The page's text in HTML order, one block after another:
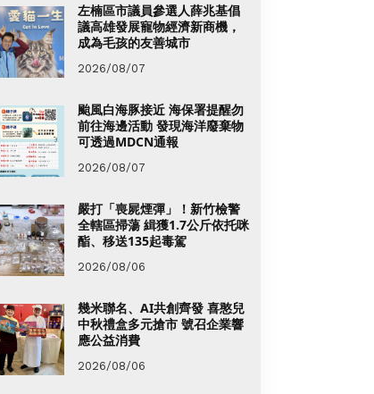
左楠區市議員參選人薛兆基倡
議高雄發展寵物經濟新商機，
成為毛孩的友善城市
2026/08/07
颱風白海豚接近 海保署提醒勿
前往海邊活動 發現海洋廢棄物
可透過MDCN通報
2026/08/07
嚴打「喪屍煙彈」！新竹檢警
全轄區掃蕩 緝獲1.7公斤依托咪
酯、移送135起毒駕
2026/08/06
幾米聯名、AI共創齊發 喜憨兒
中秋禮盒多元搶市 號召企業響
應公益消費
2026/08/06